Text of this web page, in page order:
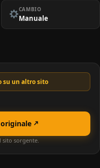
CAMBIO
Manuale
su un altro sito
sito sorgente.